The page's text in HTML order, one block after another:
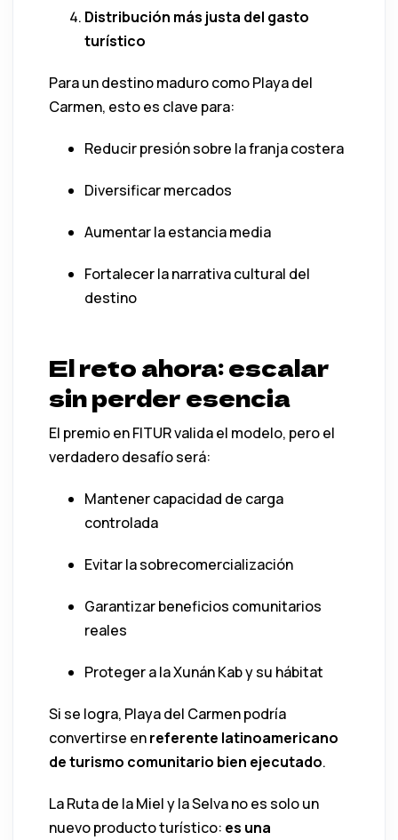
Distribución más justa del gasto
turístico
Para un destino maduro como Playa del
Carmen, esto es clave para:
Reducir presión sobre la franja costera
Diversificar mercados
Aumentar la estancia media
Fortalecer la narrativa cultural del
destino
El reto ahora: escalar
sin perder esencia
El premio en FITUR valida el modelo, pero el
verdadero desafío será:
Mantener capacidad de carga
controlada
Evitar la sobrecomercialización
Garantizar beneficios comunitarios
reales
Proteger a la Xunán Kab y su hábitat
Si se logra, Playa del Carmen podría
convertirse enreferente latinoamericano
de turismo comunitario bien ejecutado.
La Ruta de la Miel y la Selva no es solo un
nuevo producto turístico: es una